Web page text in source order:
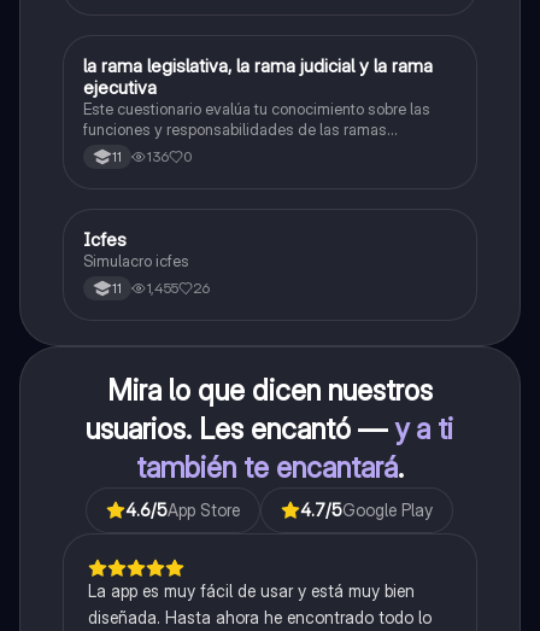
LSociales/Historia
la rama legislativa, la rama judicial y la rama
ejecutiva
Este cuestionario evalúa tu conocimiento sobre las
funciones y responsabilidades de las ramas
legislativa, judicial y ejecutiva.
11 136 0
ICFES: Sociales y Ciudadanas
Icfes
Simulacro icfes
11 1,455 26
Mira lo que dicen nuestros
usuarios. Les encantó —y a ti
también te encantará.
4.6/5App Store 4.7/5Google Play
La app es muy fácil de usar y está muy bien
diseñada. Hasta ahora he encontrado todo lo